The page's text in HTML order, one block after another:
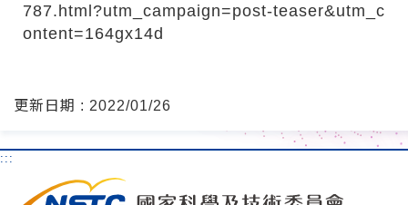
787.html?utm_campaign=post-teaser&utm_c
ontent=164gx14d
更新日期 : 2022/01/26
:::